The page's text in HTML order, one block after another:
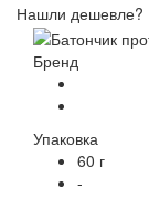
Нашли дешевле?
Бренд
Упаковка
60 г
-